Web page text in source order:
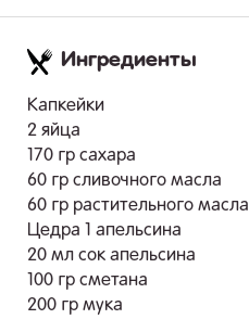
Ингредиенты
Капкейки
2 яйца
170 гр сахара
60 гр сливочного масла
60 гр растительного масла
Цедра 1 апельсина
20 мл сок апельсина
100 гр сметана
200 гр мука